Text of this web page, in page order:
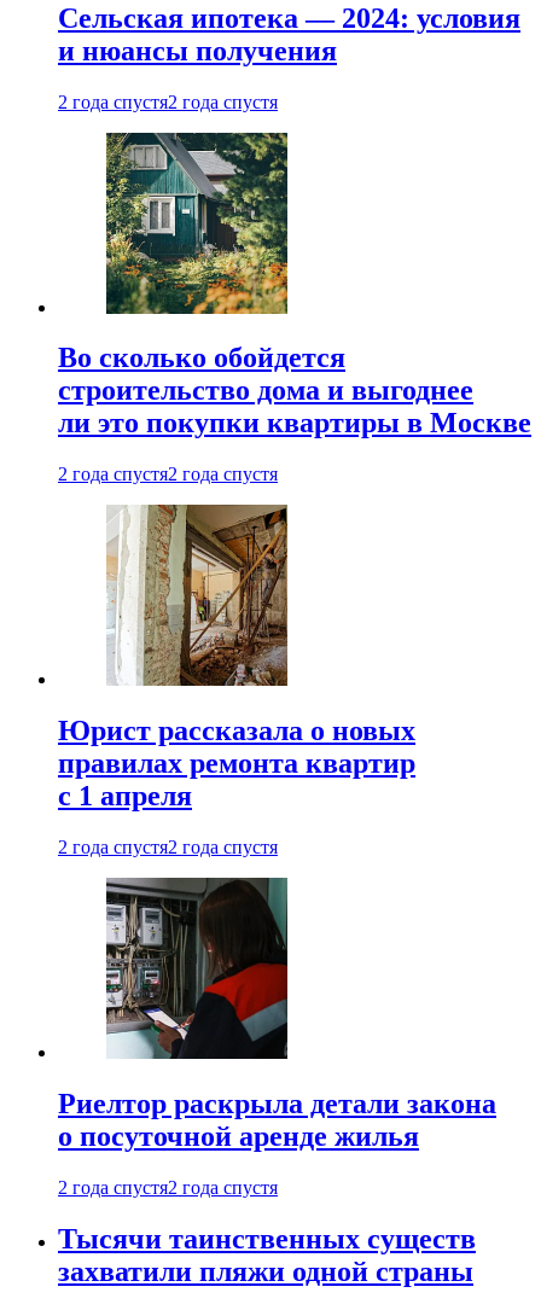
Сельская ипотека — 2024: условия
и нюансы получения
2 года спустя2 года спустя
Во сколько обойдется
строительство дома и выгоднее
ли это покупки квартиры в Москве
2 года спустя2 года спустя
Юрист рассказала о новых
правилах ремонта квартир
с 1 апреля
2 года спустя2 года спустя
Риелтор раскрыла детали закона
о посуточной аренде жилья
2 года спустя2 года спустя
Тысячи таинственных существ
захватили пляжи одной страны